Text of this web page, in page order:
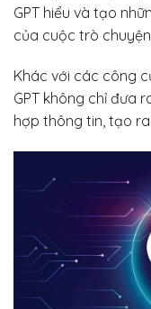
GPT hiểu và tạo
của cuộc trò
Khác với các công
GPT không chỉ đưa
hợp thông tin, tạo